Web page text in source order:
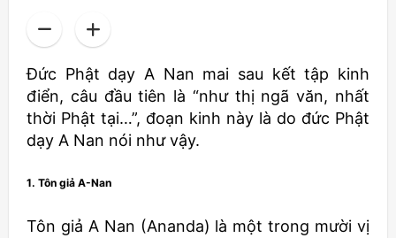
Đức Phật dạy A Nan mai sau kết tập kinh
điển, câu đầu tiên là “như thị ngã văn, nhất
thời Phật tại…”, đoạn kinh này là do đức Phật
dạy A Nan nói như vậy.
1. Tôn giả A-Nan
Tôn giả A Nan (Ananda) là một trong mười vị